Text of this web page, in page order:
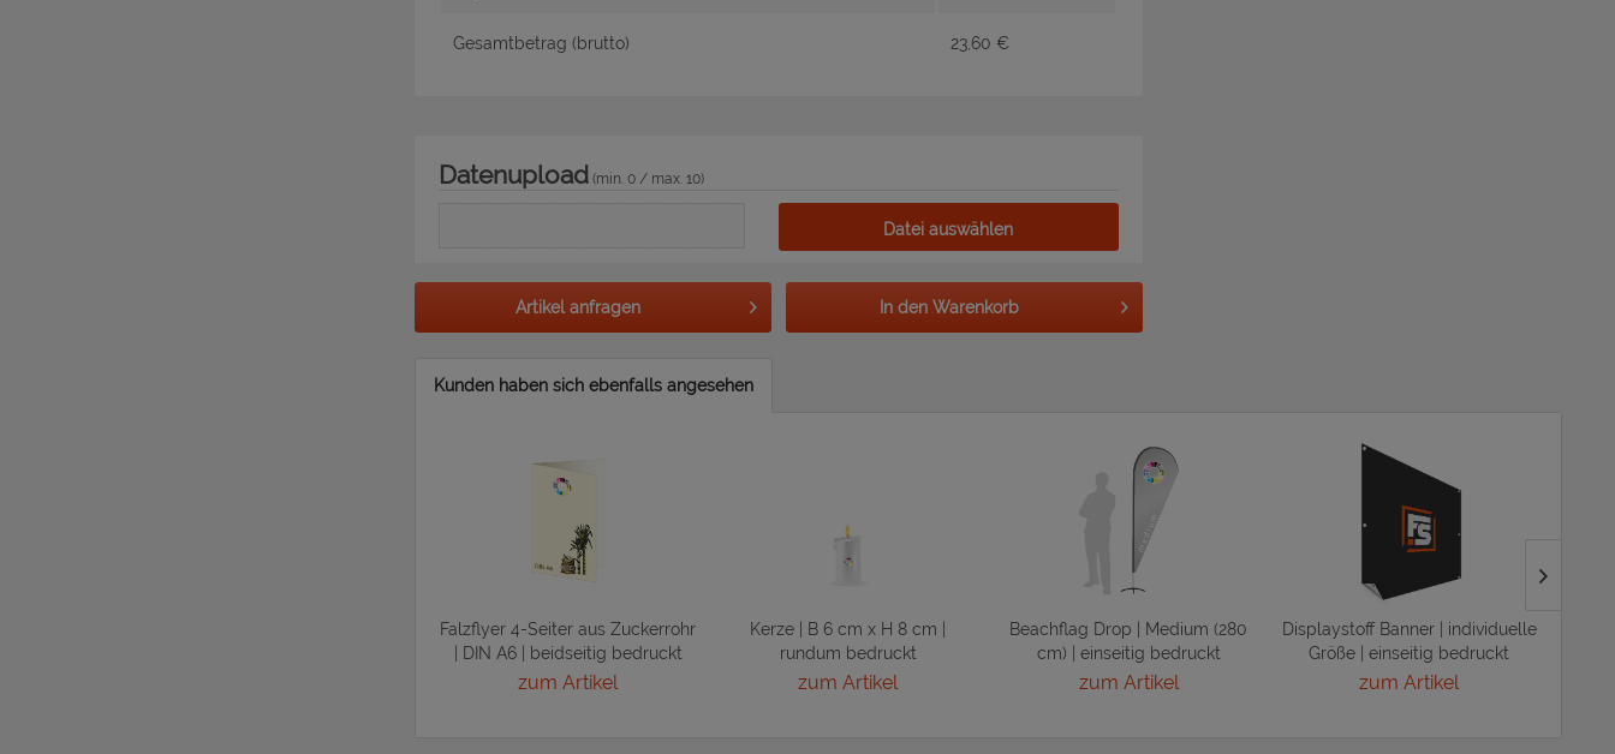
Gesamtbetrag (brutto) 23,60 €
Datenupload (min. 0 / max. 10)
Datei auswählen
Artikel anfragen In den Warenkorb
Kunden haben sich ebenfalls angesehen
Falzflyer 4-Seiter aus Zuckerrohr
| DIN A6 | beidseitig bedruckt
zum Artikel
Kerze | B 6 cm x H 8 cm |
rundum bedruckt
zum Artikel
Beachflag Drop | Medium (280
cm) | einseitig bedruckt
zum Artikel
Displaystoff Banner | individuelle
Größe | einseitig bedruckt
zum Artikel